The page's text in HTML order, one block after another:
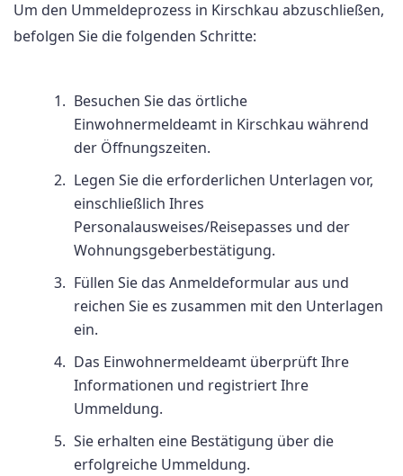
Um den Ummeldeprozess in Kirschkau abzuschließen,
befolgen Sie die folgenden Schritte:
Besuchen Sie das örtliche
Einwohnermeldeamt in Kirschkau während
der Öffnungszeiten.
Legen Sie die erforderlichen Unterlagen vor,
einschließlich Ihres
Personalausweises/Reisepasses und der
Wohnungsgeberbestätigung.
Füllen Sie das Anmeldeformular aus und
reichen Sie es zusammen mit den Unterlagen
ein.
Das Einwohnermeldeamt überprüft Ihre
Informationen und registriert Ihre
Ummeldung.
Sie erhalten eine Bestätigung über die
erfolgreiche Ummeldung.